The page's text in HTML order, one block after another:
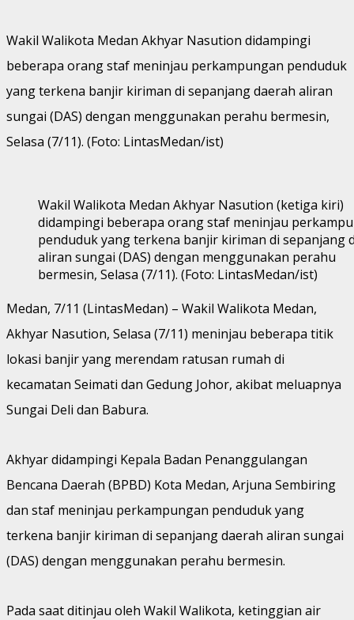
Wakil Walikota Medan Akhyar Nasution didampingi
beberapa orang staf meninjau perkampungan penduduk
yang terkena banjir kiriman di sepanjang daerah aliran
sungai (DAS) dengan menggunakan perahu bermesin,
Selasa (7/11). (Foto: LintasMedan/ist)
Wakil Walikota Medan Akhyar Nasution (ketiga kiri)
didampingi beberapa orang staf meninjau
penduduk yang terkena banjir kiriman di sepanjang
aliran sungai (DAS) dengan menggunakan perahu
bermesin, Selasa (7/11). (Foto: LintasMedan/ist)
Medan, 7/11 (LintasMedan) – Wakil Walikota Medan,
Akhyar Nasution, Selasa (7/11) meninjau beberapa titik
lokasi banjir yang merendam ratusan rumah di
kecamatan Seimati dan Gedung Johor, akibat meluapnya
Sungai Deli dan Babura.
Akhyar didampingi Kepala Badan Penanggulangan
Bencana Daerah (BPBD) Kota Medan, Arjuna Sembiring
dan staf meninjau perkampungan penduduk yang
terkena banjir kiriman di sepanjang daerah aliran sungai
(DAS) dengan menggunakan perahu bermesin.
Pada saat ditinjau oleh Wakil Walikota, ketinggian air